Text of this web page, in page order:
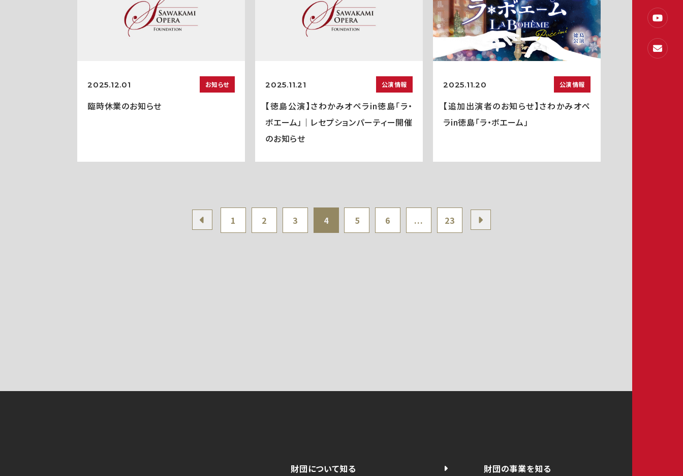
2025.12.01 お知らせ
臨時休業のお知らせ
2025.11.21 公演情報
【徳島公演】さわかみオペラin徳島「ラ・
ボエーム」｜レセプションパーティー開催
のお知らせ
2025.11.20 公演情報
【追加出演者のお知らせ】さわかみオペ
ラin徳島「ラ・ボエーム」
1 2 3 4 5 6 ... 23
財団について知る 財団の事業を知る